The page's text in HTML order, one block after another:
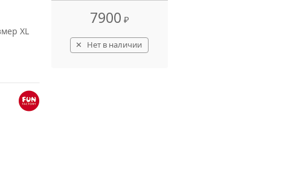
XL
7900 ₽
Нет в наличии